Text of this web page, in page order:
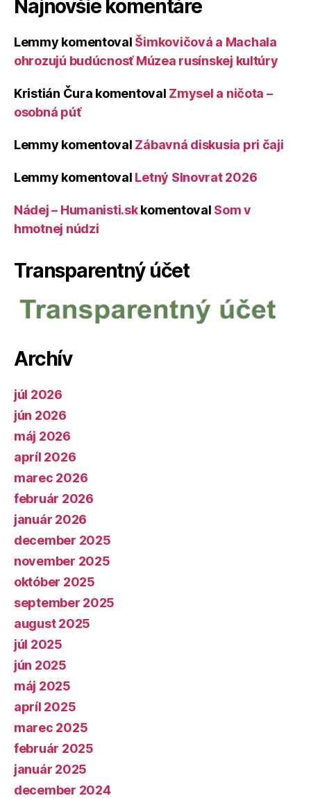
Najnovšie komentáre
Lemmy komentoval Šimkovičová a Machala
ohrozujú budúcnosť Múzea rusínskej kultúry
Kristián Čura komentoval Zmysel a ničota –
osobná púť
Lemmy komentoval Zábavná diskusia pri čaji
Lemmy komentoval Letný Slnovrat 2026
Nádej – Humanisti.skkomentoval Som v
hmotnej núdzi
Transparentný účet
Archív
júl 2026
jún 2026
máj 2026
apríl 2026
marec 2026
február 2026
január 2026
december 2025
november 2025
október 2025
september 2025
august 2025
júl 2025
jún 2025
máj 2025
apríl 2025
marec 2025
február 2025
január 2025
december 2024